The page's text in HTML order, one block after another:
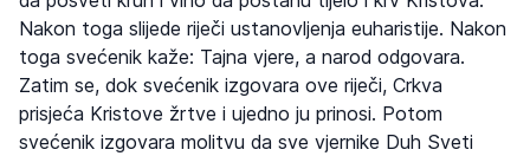
Nakon toga slijede riječi ustanovljenja euharistije. Nakon
toga svećenik kaže: Tajna vjere, a narod odgovara.
Zatim se, dok svećenik izgovara ove riječi, Crkva
prisjeća Kristove žrtve i ujedno ju prinosi. Potom
svećenik izgovara molitvu da sve vjernike Duh Sveti